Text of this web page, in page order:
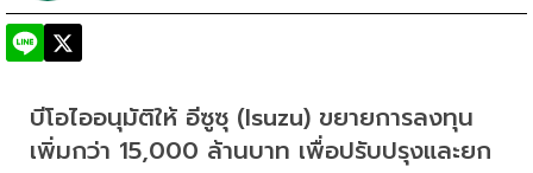
บีโอไออนุมัติให้ อีซูซุ (Isuzu) ขยายการลงทุน
เพิ่มกว่า 15,000 ล้านบาท เพื่อปรับปรุงและยก